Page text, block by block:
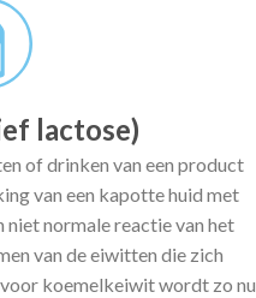
lactose)
of drinken van een product
van een kapotte huid met
normale reactie van het
van de eiwitten die zich
koemelkeiwit wordt zo nu